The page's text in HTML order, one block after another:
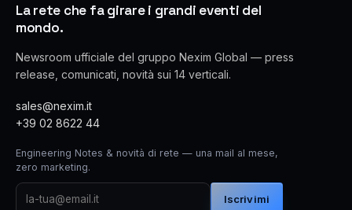
La rete che fa girare i grandi eventi del
mondo.
Newsroom ufficiale del gruppo Nexim Global — press
release, comunicati, novità sui 14 verticali.
sales@nexim.it
+39 02 8622 44
Engineering Notes & novità di rete — una mail al mese,
zero marketing.
Iscrivimi